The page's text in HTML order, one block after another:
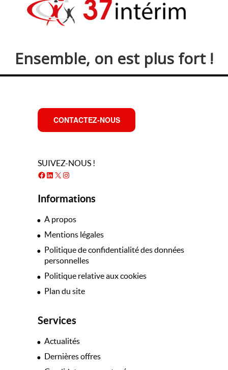
Ensemble, on est plus fort !
CONTACTEZ-NOUS
SUIVEZ-NOUS !
Facebook
LinkedIn
X Instagram
Informations
A propos
Mentions légales
Politique de confidentialité des données
personnelles
Politique relative aux cookies
Plan du site
Services
Actualités
Dernières offres